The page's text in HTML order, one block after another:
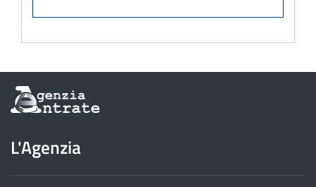
Informazioni
sul
dell'Agenzia
delle
Entrate
L'Agenzia